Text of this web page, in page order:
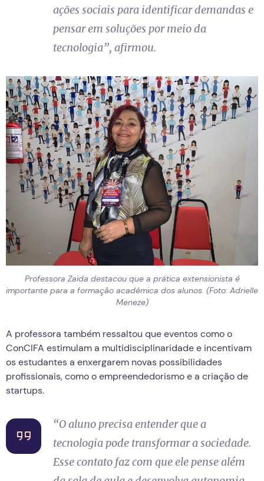
ações sociais para identificar demandas e
pensar em soluções por meio da
tecnologia”, afirmou.
Professora Zaida destacou que a prática extensionista é
importante para a formação acadêmica dos alunos. (Foto: Adrielle
Meneze)
A professora também ressaltou que eventos como o
ConCIFA estimulam a multidisciplinaridade e incentivam
os estudantes a enxergarem novas possibilidades
profissionais, como o empreendedorismo e a criação de
startups.
“O aluno precisa entender que a
tecnologia pode transformar a sociedade.
Esse contato faz com que ele pense além